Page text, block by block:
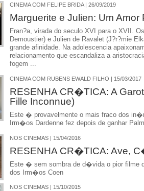
CINEMA COM FELIPE BRIDA | 26/09/2019
Marguerite e Julien: Um Amor
Fran?a, virada do seculo XVI para o XVII.
Demoustier) e Julien de Ravalet (J?r?mie
grande afinidade. Na adolescencia
relacionamento que escandaliza a
fogem ...
CINEMA COM RUBENS EWALD FILHO | 15/03/2017
RESENHA CR�TICA: A
Fille Inconnue)
Este � provavelmente o mais fraco dos
Irm�os Dardenne fez depois de ganhar
NOS CINEMAS | 15/04/2016
RESENHA CR�TICA: Ave,
Este � sem sombra de d�vida o pior filme
dos Irm�os Coen
NOS CINEMAS | 15/10/2015